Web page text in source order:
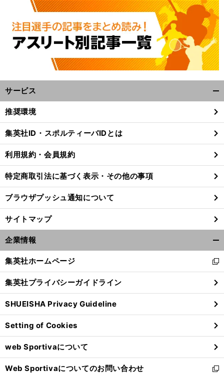
前
サービス
閉
る
推奨環境
集英社ID・スポルティーバIDとは
利用規約・会員規約
特定商取引法に基づく表示・その他の事項
ブラウザプッシュ通知について
サイトマップ
企業情報
閉
る
集英社ホームページ
新
し
い
ウ
ィ
ン
ド
ウ
で
開
く
集英社プライバシーガイドライン
SHUEISHA Privacy Guideline
Setting of Cookies
web Sportivaについて
Web Sportivaについてのお問い合わせ
新